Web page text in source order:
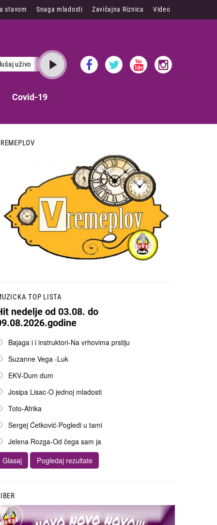
stavom Snaga mladosti Zavičajna Riznica Video
uživo
Covid-19
TOP LISTA
nedelje od 03.08. do
Bajaga i i instruktori-Na vrhovima prstiju
Suzanne Vega -Luk
EKV-Dum dum
Josipa Lisac-O jednoj mladosti
Toto-Afrika
Sergej Ćetković-Pogledi u tami
Jelena Rozga-Od čega sam ja